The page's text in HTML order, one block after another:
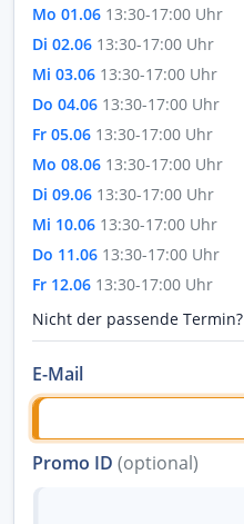
Mo 01.06 13:30-17:00 Uhr
Di 02.06 13:30-17:00 Uhr
Mi 03.06 13:30-17:00 Uhr
Do 04.06 13:30-17:00 Uhr
Fr 05.06 13:30-17:00 Uhr
Mo 08.06 13:30-17:00 Uhr
Di 09.06 13:30-17:00 Uhr
Mi 10.06 13:30-17:00 Uhr
Do 11.06 13:30-17:00 Uhr
Fr 12.06 13:30-17:00 Uhr
Nicht der passende Termin?
E-Mail
Promo ID (optional)